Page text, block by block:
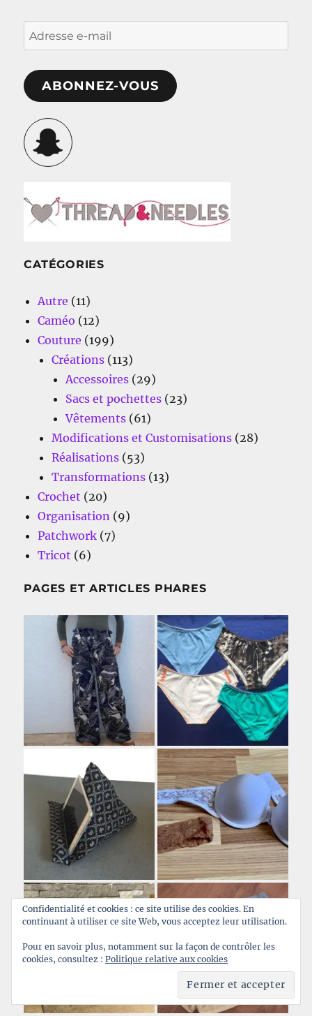
Confidentialité et cookies : ce site utilise des cookies. En
continuant à utiliser ce site Web, vous acceptez leur utilisation.
Pour en savoir plus, notamment sur la façon de contrôler les
cookies, consultez : Politique relative aux cookies
Adresse
e-
mail
ABONNEZ-VOUS
Snapchat
CATÉGORIES
Autre (11)
Caméo (12)
Couture (199)
Créations (113)
Accessoires (29)
Sacs et pochettes (23)
Vêtements (61)
Modifications et Customisations (28)
Réalisations (53)
Transformations (13)
Crochet (20)
Organisation (9)
Patchwork (7)
Tricot (6)
PAGES ET ARTICLES PHARES